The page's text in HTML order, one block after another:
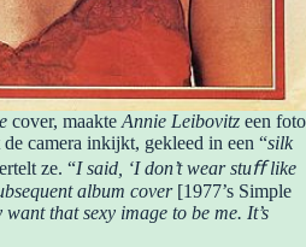
cover, maakte Annie Leibovitz een foto
camera inkijkt, gekleed in een “silk
ze. “I said, ‘I don’t wear stuﬀ like
album cover[1977’s Simple
that sexy image to be me. It’s